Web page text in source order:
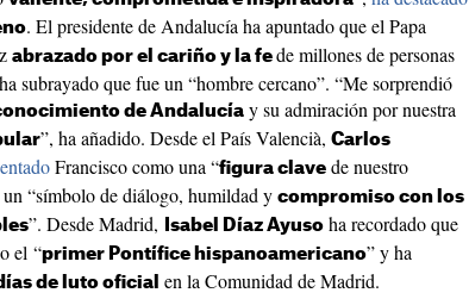
. El presidente de Andalucía ha apuntado que el Papa
abrazado por el cariño y la fe de millones de personas
subrayado que fue un “hombre cercano”. “Me sorprendió
de Andalucía y su admiración por nuestra
”, ha añadido. Desde el País Valencià, Carlos
Francisco como una “figura clave de nuestro
“símbolo de diálogo, humildad y compromiso con los
”. Desde Madrid, Isabel Díaz Ayuso ha recordado que
el “primer Pontífice hispanoamericano” y ha
de luto oficial en la Comunidad de Madrid.